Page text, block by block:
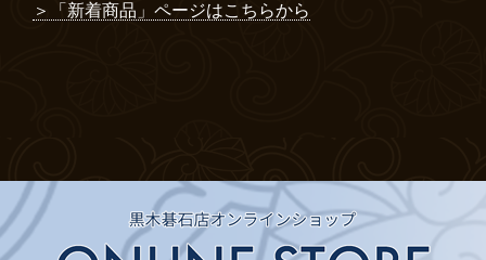
＞「新着商品」ページはこちらから